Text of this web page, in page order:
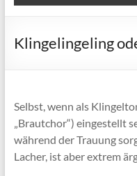
Klingelingeling
Selbst, wenn als
„Brautchor“) eingestellt
während der Trauung
Lacher, ist aber extrem